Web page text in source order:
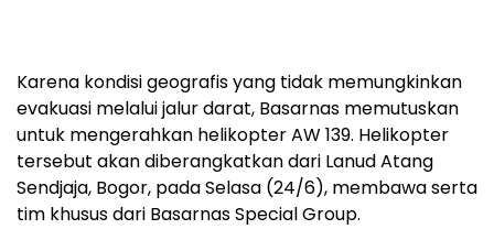
Karena kondisi geografis yang tidak memungkinkan
evakuasi melalui jalur darat, Basarnas memutuskan
untuk mengerahkan helikopter AW 139. Helikopter
tersebut akan diberangkatkan dari Lanud Atang
Sendjaja, Bogor, pada Selasa (24/6), membawa serta
tim khusus dari Basarnas Special Group.